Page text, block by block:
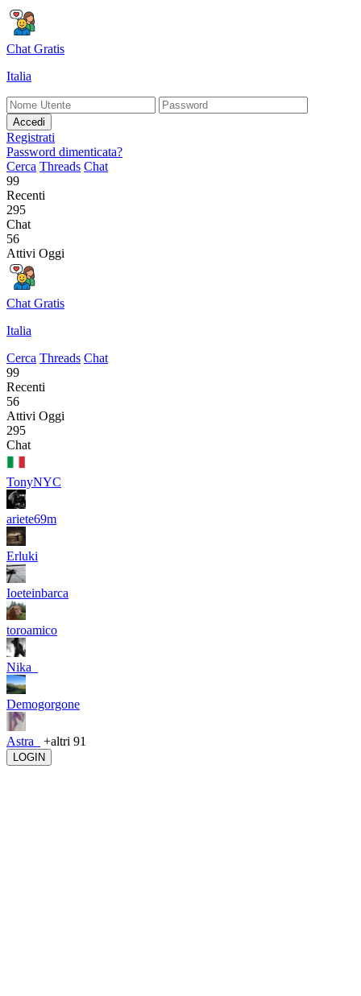
Chat Gratis
Italia
Accedi
Registrati
Password dimenticata?
Cerca Threads Chat
99
Recenti
295
Chat
56
Attivi Oggi
Chat Gratis
Italia
Cerca Threads Chat
99
Recenti
56
Attivi Oggi
295
Chat
TonyNYC
ariete69m
Erluki
Ioeteinbarca
toroamico
Nika_
Demogorgone
Astra_ +altri 91
LOGIN